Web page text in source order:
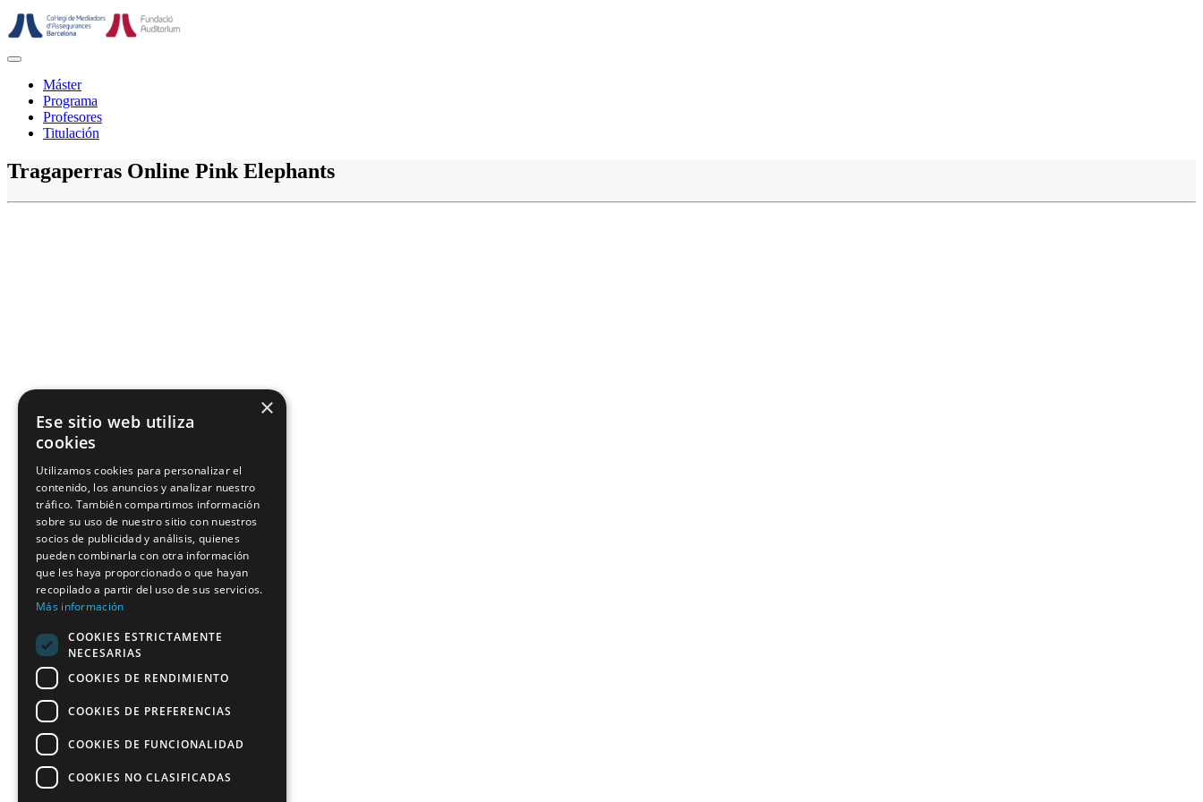
Saltar
al
Botón
abrir
Máster
Programa
Profesores
Titulación
Botón
de
Tragaperras Online Pink Elephants
×
Ese sitio web utiliza
cookies
Utilizamos cookies para personalizar el
contenido, los anuncios y analizar nuestro
tráfico. También compartimos información
sobre su uso de nuestro sitio con nuestros
socios de publicidad y análisis, quienes
pueden combinarla con otra información
que les haya proporcionado o que hayan
recopilado a partir del uso de sus servicios.
Más información
COOKIES ESTRICTAMENTE
NECESARIAS
COOKIES DE RENDIMIENTO
COOKIES DE PREFERENCIAS
COOKIES DE FUNCIONALIDAD
COOKIES NO CLASIFICADAS